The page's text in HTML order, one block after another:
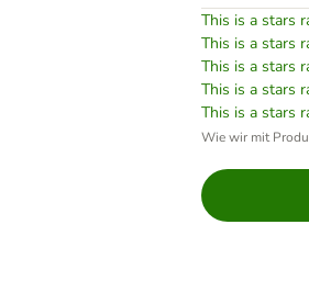
This is a stars
This is a stars
This is a stars
This is a stars
This is a stars
Wie wir mit